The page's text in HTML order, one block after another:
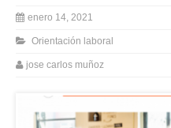
enero 14, 2021
Orientación laboral
jose carlos muñoz